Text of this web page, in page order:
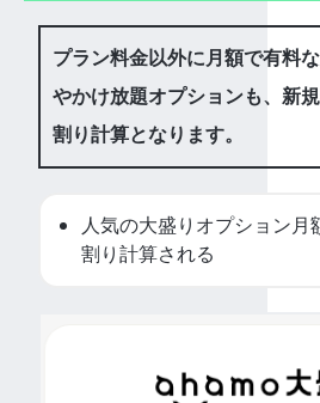
プラン料金以外に月額で有料
やかけ放題オプションも、新
割り計算となります。
人気の大盛りオプション月
割り計算される